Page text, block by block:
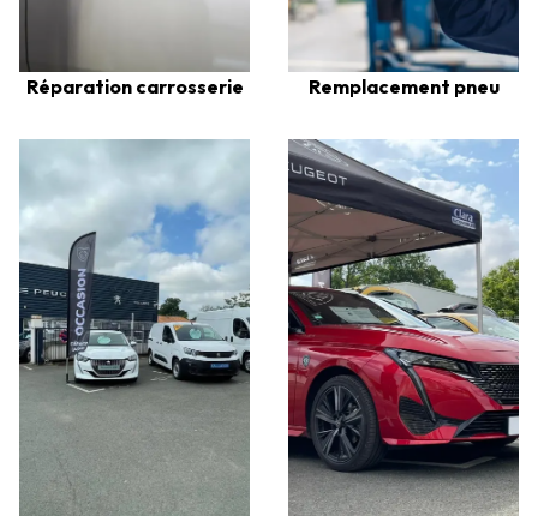
Réparation carrosserie Remplacement pneu